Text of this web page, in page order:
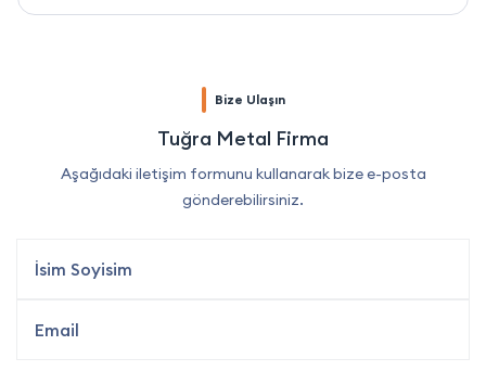
Bize Ulaşın
Tuğra Metal Firma
Aşağıdaki iletişim formunu kullanarak bize e-posta
gönderebilirsiniz.